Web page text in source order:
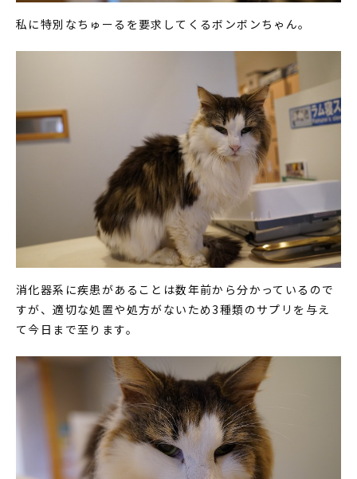
私に特別なちゅーるを要求してくるボンボンちゃん。
消化器系に疾患があることは数年前から分かっているので
すが、適切な処置や処方がないため3種類のサプリを与え
て今日まで至ります。